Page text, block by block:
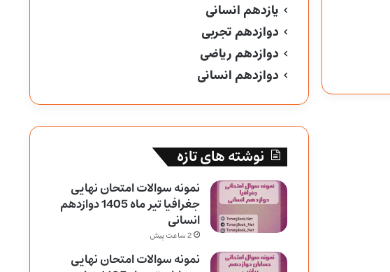
یازدهم انسانی
دوازدهم تجربی
دوازدهم ریاضی
دوازدهم انسانی
نوشته های تازه
نمونه سوالات امتحان نهایی
جغرافیا تیر ماه 1405 دوازدهم
انسانی
2 ساعت پیش
نمونه سوالات امتحان نهایی